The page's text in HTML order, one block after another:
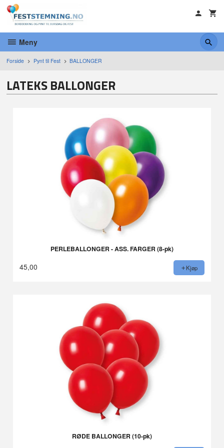
Gå
innholdet
Meny
Forside Pynt til Fest BALLONGER
LATEKS BALLONGER
PERLEBALLONGER - ASS. FARGER (8-pk)
45,00 Kjøp
RØDE BALLONGER (10-pk)